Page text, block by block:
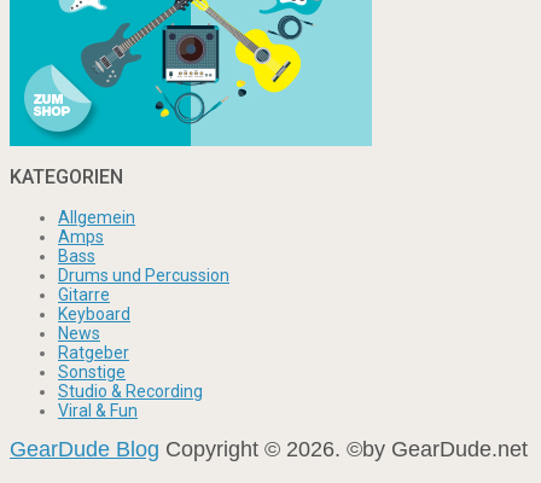
KATEGORIEN
Allgemein
Amps
Bass
Drums und Percussion
Gitarre
Keyboard
News
Ratgeber
Sonstige
Studio & Recording
Viral & Fun
GearDude Blog Copyright © 2026. ©by GearDude.net